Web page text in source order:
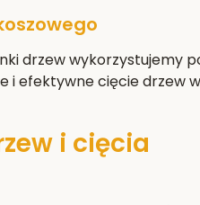
drzew wykorzystujemy
i efektywne cięcie drzew
i cięcia